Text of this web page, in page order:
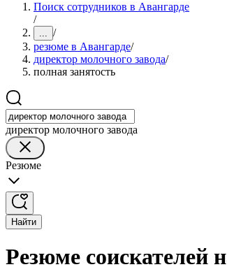
Поиск сотрудников в Авангарде
/
... /
резюме в Авангарде/
директор молочного завода/
полная занятость
директор молочного завода
Резюме
Найти
Резюме соискателей